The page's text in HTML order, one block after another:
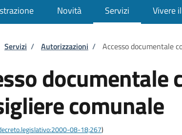
Novità Servizi Vivere
di pane
Servizi / Autorizzazioni / Accesso documentale
documentale
comunale
08-18;267)